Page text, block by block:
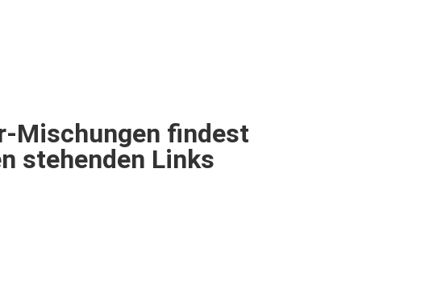
Mischungen findest
stehenden Links